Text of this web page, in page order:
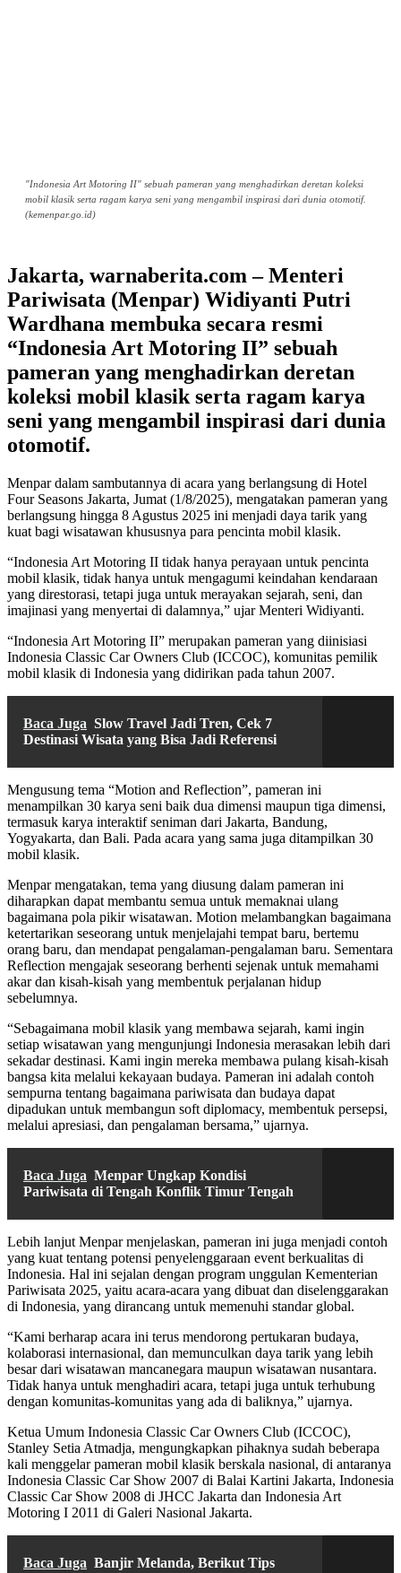
"Indonesia Art Motoring II" sebuah pameran yang menghadirkan deretan koleksi
mobil klasik serta ragam karya seni yang mengambil inspirasi dari dunia otomotif.
(kemenpar.go.id)
Jakarta, warnaberita.com – Menteri
Pariwisata (Menpar) Widiyanti Putri
Wardhana membuka secara resmi
“Indonesia Art Motoring II” sebuah
pameran yang menghadirkan deretan
koleksi mobil klasik serta ragam karya
seni yang mengambil inspirasi dari dunia
otomotif.
Menpar dalam sambutannya di acara yang berlangsung di Hotel
Four Seasons Jakarta, Jumat (1/8/2025), mengatakan pameran yang
berlangsung hingga 8 Agustus 2025 ini menjadi daya tarik yang
kuat bagi wisatawan khususnya para pencinta mobil klasik.
“Indonesia Art Motoring II tidak hanya perayaan untuk pencinta
mobil klasik, tidak hanya untuk mengagumi keindahan kendaraan
yang direstorasi, tetapi juga untuk merayakan sejarah, seni, dan
imajinasi yang menyertai di dalamnya,” ujar Menteri Widiyanti.
“Indonesia Art Motoring II” merupakan pameran yang diinisiasi
Indonesia Classic Car Owners Club (ICCOC), komunitas pemilik
mobil klasik di Indonesia yang didirikan pada tahun 2007.
Baca Juga Slow Travel Jadi Tren, Cek 7
Destinasi Wisata yang Bisa Jadi Referensi
Mengusung tema “Motion and Reflection”, pameran ini
menampilkan 30 karya seni baik dua dimensi maupun tiga dimensi,
termasuk karya interaktif seniman dari Jakarta, Bandung,
Yogyakarta, dan Bali. Pada acara yang sama juga ditampilkan 30
mobil klasik.
Menpar mengatakan, tema yang diusung dalam pameran ini
diharapkan dapat membantu semua untuk memaknai ulang
bagaimana pola pikir wisatawan. Motion melambangkan bagaimana
ketertarikan seseorang untuk menjelajahi tempat baru, bertemu
orang baru, dan mendapat pengalaman-pengalaman baru. Sementara
Reflection mengajak seseorang berhenti sejenak untuk memahami
akar dan kisah-kisah yang membentuk perjalanan hidup
sebelumnya.
“Sebagaimana mobil klasik yang membawa sejarah, kami ingin
setiap wisatawan yang mengunjungi Indonesia merasakan lebih dari
sekadar destinasi. Kami ingin mereka membawa pulang kisah-kisah
bangsa kita melalui kekayaan budaya. Pameran ini adalah contoh
sempurna tentang bagaimana pariwisata dan budaya dapat
dipadukan untuk membangun soft diplomacy, membentuk persepsi,
melalui apresiasi, dan pengalaman bersama,” ujarnya.
Baca Juga Menpar Ungkap Kondisi
Pariwisata di Tengah Konflik Timur Tengah
Lebih lanjut Menpar menjelaskan, pameran ini juga menjadi contoh
yang kuat tentang potensi penyelenggaraan event berkualitas di
Indonesia. Hal ini sejalan dengan program unggulan Kementerian
Pariwisata 2025, yaitu acara-acara yang dibuat dan diselenggarakan
di Indonesia, yang dirancang untuk memenuhi standar global.
“Kami berharap acara ini terus mendorong pertukaran budaya,
kolaborasi internasional, dan memunculkan daya tarik yang lebih
besar dari wisatawan mancanegara maupun wisatawan nusantara.
Tidak hanya untuk menghadiri acara, tetapi juga untuk terhubung
dengan komunitas-komunitas yang ada di baliknya,” ujarnya.
Ketua Umum Indonesia Classic Car Owners Club (ICCOC),
Stanley Setia Atmadja, mengungkapkan pihaknya sudah beberapa
kali menggelar pameran mobil klasik berskala nasional, di antaranya
Indonesia Classic Car Show 2007 di Balai Kartini Jakarta, Indonesia
Classic Car Show 2008 di JHCC Jakarta dan Indonesia Art
Motoring I 2011 di Galeri Nasional Jakarta.
Baca Juga Banjir Melanda, Berikut Tips